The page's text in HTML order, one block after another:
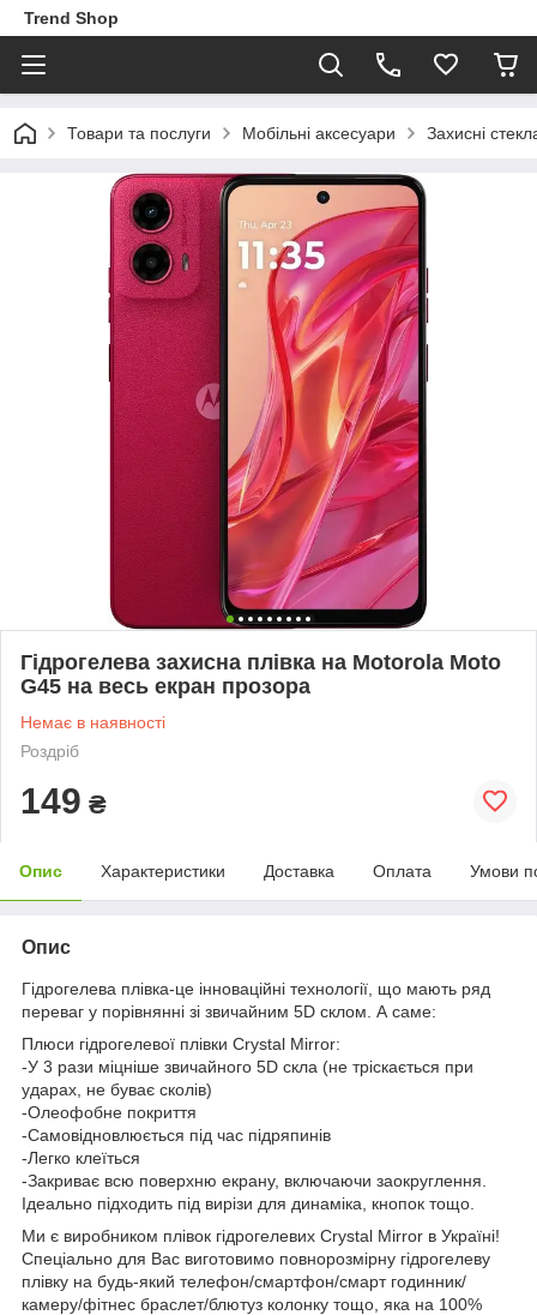
Trend Shop
Товари та послуги Мобільні аксесуари Захисні
Гідрогелева захисна плівка на Motorola Moto
G45 на весь екран прозора
Немає в наявності
Роздріб
149 ₴
Опис Характеристики Доставка Оплата Умови
Опис
Гідрогелева плівка-це інноваційні технології, що мають ряд
переваг у порівнянні зі звичайним 5D склом. А саме:
Плюси гідрогелевої плівки Crystal Mirror:
-У 3 рази міцніше звичайного 5D скла (не тріскається при
ударах, не буває сколів)
-Олеофобне покриття
-Самовідновлюється під час підряпинів
-Легко клеїться
-Закриває всю поверхню екрану, включаючи заокруглення.
Ідеально підходить під вирізи для динаміка, кнопок тощо.
Ми є виробником плівок гідрогелевих Crystal Mirror в Україні!
Спеціально для Вас виготовимо повнорозмірну гідрогелеву
плівку на будь-який телефон/смартфон/смарт годинник/
камеру/фітнес браслет/блютуз колонку тощо, яка на 100%